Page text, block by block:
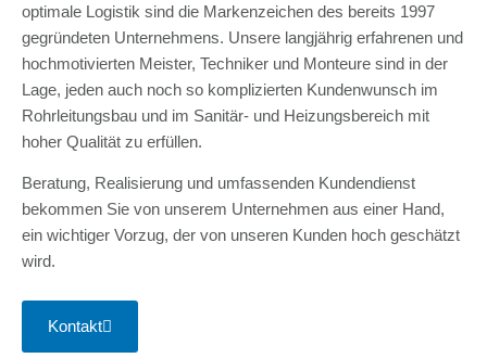
optimale Logistik sind die Markenzeichen des bereits 1997
gegründeten Unternehmens. Unsere langjährig erfahrenen und
hochmotivierten Meister, Techniker und Monteure sind in der
Lage, jeden auch noch so komplizierten Kundenwunsch im
Rohrleitungsbau und im Sanitär- und Heizungsbereich mit
hoher Qualität zu erfüllen.
Beratung, Realisierung und umfassenden Kundendienst
bekommen Sie von unserem Unternehmen aus einer Hand,
ein wichtiger Vorzug, der von unseren Kunden hoch geschätzt
wird.
Kontakt